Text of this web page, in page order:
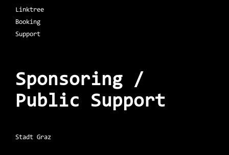
Linktree
Booking
Support
Sponsoring /
Public Support
Stadt Graz